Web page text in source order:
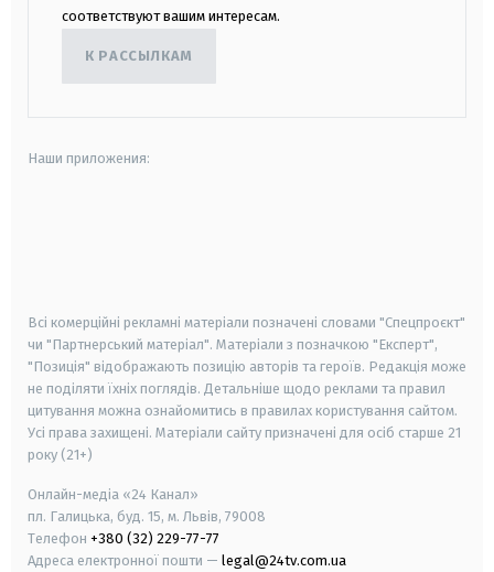
соответствуют вашим интересам.
К РАССЫЛКАМ
Наши приложения:
Всі комерційні рекламні матеріали позначені словами "Спецпроєкт"
чи "Партнерський матеріал". Матеріали з позначкою "Експерт",
"Позиція" відображають позицію авторів та героїв. Редакція може
не поділяти їхніх поглядів. Детальніше щодо реклами та правил
цитування можна ознайомитись в правилах користування сайтом.
Усі права захищені. Матеріали сайту призначені для осіб старше 21
року (21+)
Онлайн-медіа «24 Канал»
пл. Галицька, буд. 15, м. Львів, 79008
Телефон +380 (32) 229-77-77
Адреса електронної пошти — legal@24tv.com.ua